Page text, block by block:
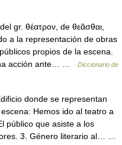
gr. θέατρον, de θεᾶσθαι,
a la representación de obras
propios de la escena.
acción ante… …
Diccionario de
donde se representan
Hemos ido al teatro a
público que asiste a los
3. Género literario al… …